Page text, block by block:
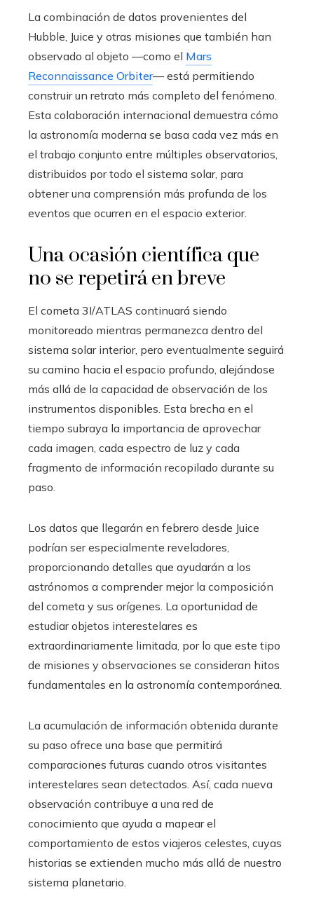
La combinación de datos provenientes del
Hubble, Juice y otras misiones que también han
observado al objeto —como el Mars
Reconnaissance Orbiter— está permitiendo
construir un retrato más completo del fenómeno.
Esta colaboración internacional demuestra cómo
la astronomía moderna se basa cada vez más en
el trabajo conjunto entre múltiples observatorios,
distribuidos por todo el sistema solar, para
obtener una comprensión más profunda de los
eventos que ocurren en el espacio exterior.
Una ocasión científica que
no se repetirá en breve
El cometa 3I/ATLAS continuará siendo
monitoreado mientras permanezca dentro del
sistema solar interior, pero eventualmente seguirá
su camino hacia el espacio profundo, alejándose
más allá de la capacidad de observación de los
instrumentos disponibles. Esta brecha en el
tiempo subraya la importancia de aprovechar
cada imagen, cada espectro de luz y cada
fragmento de información recopilado durante su
paso.
Los datos que llegarán en febrero desde Juice
podrían ser especialmente reveladores,
proporcionando detalles que ayudarán a los
astrónomos a comprender mejor la composición
del cometa y sus orígenes. La oportunidad de
estudiar objetos interestelares es
extraordinariamente limitada, por lo que este tipo
de misiones y observaciones se consideran hitos
fundamentales en la astronomía contemporánea.
La acumulación de información obtenida durante
su paso ofrece una base que permitirá
comparaciones futuras cuando otros visitantes
interestelares sean detectados. Así, cada nueva
observación contribuye a una red de
conocimiento que ayuda a mapear el
comportamiento de estos viajeros celestes, cuyas
historias se extienden mucho más allá de nuestro
sistema planetario.